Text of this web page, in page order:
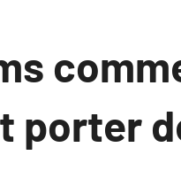
porter